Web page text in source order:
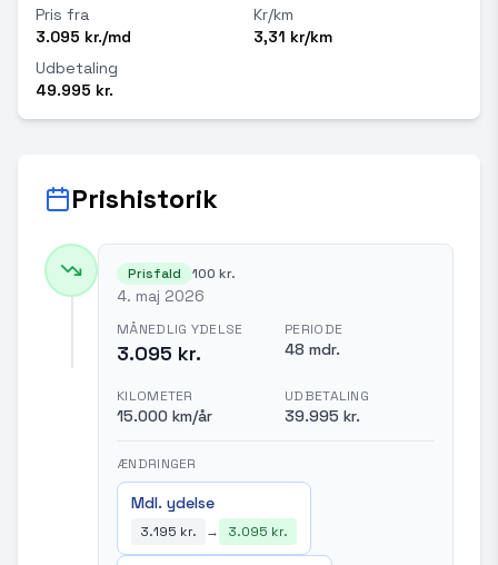
Pris fra
3.095 kr./md
Kr/km
3,31 kr/km
Udbetaling
49.995 kr.
Prishistorik
Prisfald 100 kr.
4. maj 2026
MÅNEDLIG YDELSE
3.095 kr.
PERIODE
48 mdr.
KILOMETER
15.000 km/år
UDBETALING
39.995 kr.
ÆNDRINGER
Mdl. ydelse
3.195 kr. → 3.095 kr.